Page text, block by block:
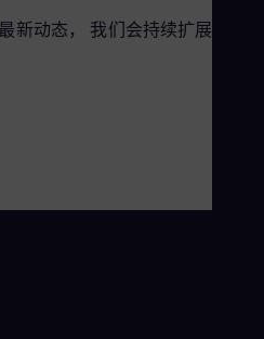
新动态， 我们会持续扩展内容